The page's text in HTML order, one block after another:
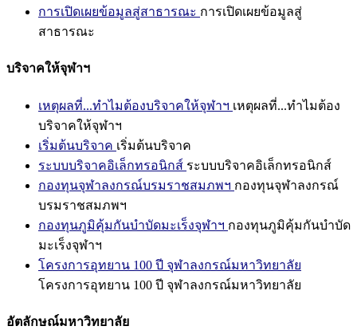
การเปิดเผยข้อมูลสู่สาธารณะ การเปิดเผยข้อมูลสู่
สาธารณะ
บริจาคให้จุฬาฯ
เหตุผลที่...ทำไมต้องบริจาคให้จุฬาฯ เหตุผลที่...ทำไมต้อง
บริจาคให้จุฬาฯ
เริ่มต้นบริจาค เริ่มต้นบริจาค
ระบบบริจาคอิเล็กทรอนิกส์ ระบบบริจาคอิเล็กทรอนิกส์
กองทุนจุฬาลงกรณ์บรมราชสมภพฯ กองทุนจุฬาลงกรณ์
บรมราชสมภพฯ
กองทุนภูมิคุ้มกันบำบัดมะเร็งจุฬาฯ กองทุนภูมิคุ้มกันบำบัด
มะเร็งจุฬาฯ
โครงการอุทยาน 100 ปี จุฬาลงกรณ์มหาวิทยาลัย
โครงการอุทยาน 100 ปี จุฬาลงกรณ์มหาวิทยาลัย
อัตลักษณ์มหาวิทยาลัย